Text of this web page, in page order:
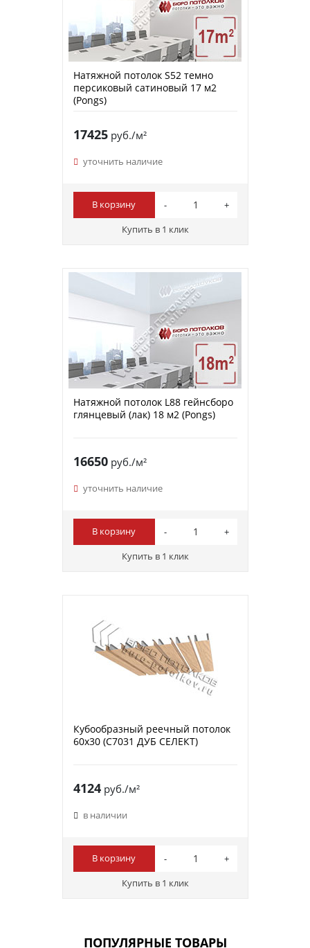
Натяжной потолок S52 темно
персиковый сатиновый 17 м2
(Pongs)
17425руб./м²
уточнить наличие
В корзину
Купить в 1 клик
Натяжной потолок L88 гейнсборо
глянцевый (лак) 18 м2 (Pongs)
16650руб./м²
уточнить наличие
В корзину
Купить в 1 клик
Кубообразный реечный потолок
60х30 (C7031 ДУБ СЕЛЕКТ)
4124руб./м²
в наличии
В корзину
Купить в 1 клик
ПОПУЛЯРНЫЕ ТОВАРЫ